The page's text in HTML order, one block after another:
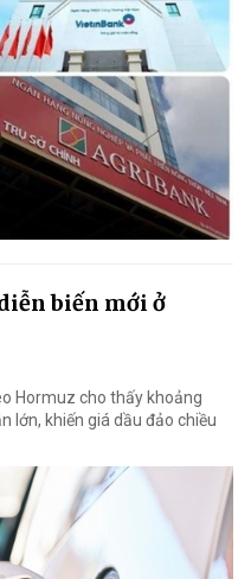
biến mới ở
Hormuz cho thấy khoảng
lớn, khiến giá dầu đảo chiều